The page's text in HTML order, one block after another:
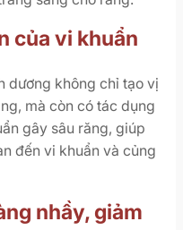
của vi khuẩn
dương không chỉ tạo vị
mà còn có tác dụng
gây sâu răng, giúp
đến vi khuẩn và củng
nhầy, giảm